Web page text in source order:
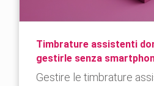
Timbrature assistenti
gestirle senza
Gestire le timbrature